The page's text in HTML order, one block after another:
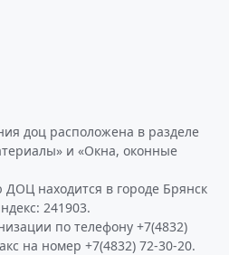
доц расположена в разделе
и «Окна, оконные
находится в городе Брянск
241903.
по телефону +7(4832)
на номер +7(4832) 72-30-20.